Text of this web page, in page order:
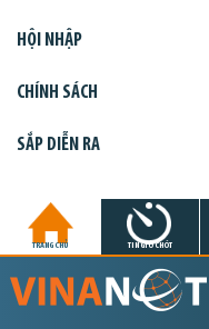
HỘI NHẬP
CHÍNH SÁCH
SẮP DIỄN RA
TRANG CHỦ TIN GIỜ CHÓT